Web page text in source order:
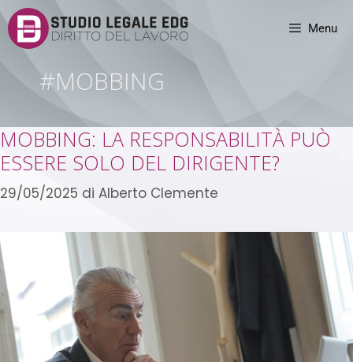
Menu
#MOBBING
MOBBING: LA RESPONSABILITÀ PUÒ
ESSERE SOLO DEL DIRIGENTE?
29/05/2025 di Alberto Clemente